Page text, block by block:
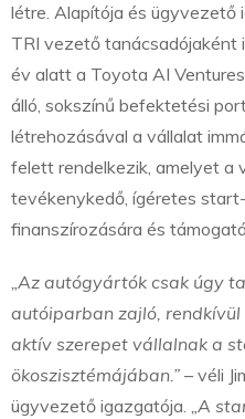
létre. Alapítója és ügyvezető
TRI vezető tanácsadójaként
év alatt a Toyota AI
álló, sokszínű befektetési
létrehozásával a vállalat
felett rendelkezik, amelyet a
tevékenykedő, ígéretes
finanszírozására és
„Az autógyártók csak úgy
autóiparban zajló,
aktív szerepet vállalnak a
ökoszisztémájában.” – véli
ügyvezető igazgatója. „A